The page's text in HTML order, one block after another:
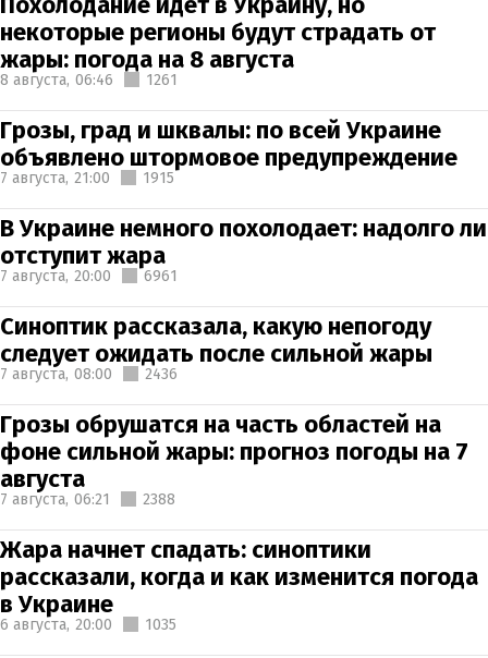
некоторые регионы будут страдать от
жары: погода на 8 августа
8 августа, 06:46 1261
Грозы, град и шквалы: по всей Украине
объявлено штормовое предупреждение
7 августа, 21:00 1915
В Украине немного похолодает: надолго ли
отступит жара
7 августа, 20:00 6961
Синоптик рассказала, какую непогоду
следует ожидать после сильной жары
7 августа, 08:00 2436
Грозы обрушатся на часть областей на
фоне сильной жары: прогноз погоды на 7
августа
7 августа, 06:21 2388
Жара начнет спадать: синоптики
рассказали, когда и как изменится погода
в Украине
6 августа, 20:00 1035